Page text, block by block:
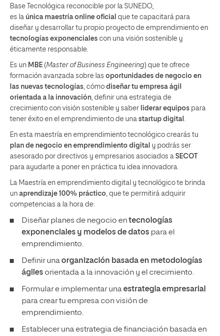
Base Tecnológica reconocible por la SUNEDO,
es la única maestría online oficial que te capacitará para
diseñar y desarrollar tu propio proyecto de emprendimiento en
tecnologías exponenciales con una visión sostenible y
éticamente responsable.
Es un MBE (Master of Business Engineering) que te ofrece
formación avanzada sobre las oportunidades de negocio en
las nuevas tecnologías, cómo diseñar tu empresa ágil
orientada a la innovación, definir una estrategia de
crecimiento con visión sostenible y saber liderar equipos para
tener éxito en el emprendimiento de una startup digital .
En esta maestría en emprendimiento tecnológico crearás tu
plan de negocio en emprendimiento digital y podrás ser
asesorado por directivos y empresarios asociados a SECOT
para ayudarte a poner en práctica tu idea innovadora.
La Maestría en emprendimiento digital y tecnológico te brinda
un aprendizaje 100% práctico, que te permitirá adquirir
competencias a la hora de:
Diseñar planes de negocio entecnologías
exponenciales y modelos de datos para el
emprendimiento.
Definir unaorganización basada en metodologías
ágilesorientada a la innovación y el crecimiento.
Formular e implementar unaestrategia empresarial
para crear tu empresa con visión de
emprendimiento.
Establecer una estrategia de financiación basada en